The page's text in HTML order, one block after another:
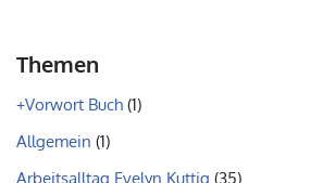
Themen
+Vorwort Buch (1)
Allgemein (1)
Arbeitsalltag Evelyn Kuttig (35)